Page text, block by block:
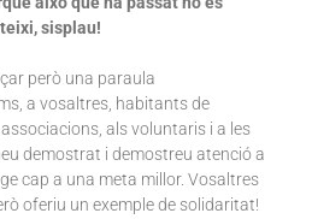
sisplau!
però una paraula
a vosaltres, habitants de
als voluntaris i a les
demostrat i demostreu atenció a
cap a una meta millor. Vosaltres
oferiu un exemple de solidaritat!